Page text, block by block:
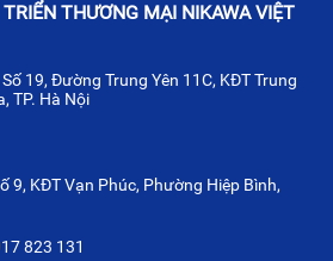
THƯƠNG MẠI NIKAWA VIỆT
19, Đường Trung Yên 11C, KĐT Trung
TP. Hà Nội
9, KĐT Vạn Phúc, Phường Hiệp Bình,
823 131